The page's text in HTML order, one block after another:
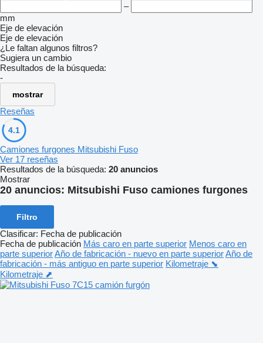
–
mm
Eje de elevación
Eje de elevación
¿Le faltan algunos filtros?
Sugiera un cambio
Resultados de la búsqueda:
-
mostrar
Reseñas
4.1
Camiones furgones Mitsubishi Fuso
Ver 17 reseñas
Resultados de la búsqueda: 20 anuncios
Mostrar
20 anuncios: Mitsubishi Fuso camiones furgones
Filtro
Clasificar: Fecha de publicación
Fecha de publicación Más caro en parte superior Menos caro en
parte superiorAño de fabricación - nuevo en parte superiorAño de
fabricación - más antiguo en parte superior Kilometraje ⬊
Kilometraje ⬈